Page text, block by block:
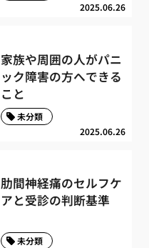
2025.06.26
家族や周囲の人がパニ
ック障害の方へできる
こと
2025.06.26
未分類
肋間神経痛のセルフケ
アと受診の判断基準
未分類